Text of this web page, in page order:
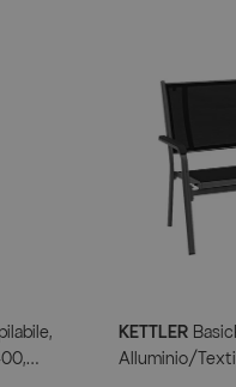
KETTLER
Alluminio/